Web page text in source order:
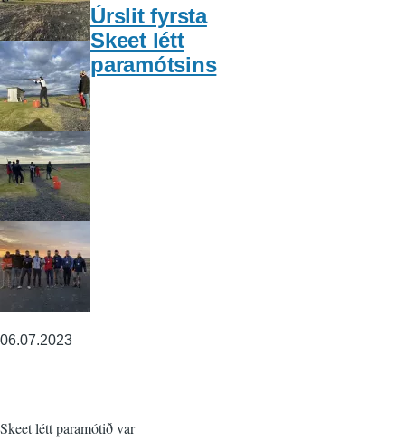
Úrslit fyrsta
Skeet létt
paramótsins
06.07.2023
Skeet létt paramótið var